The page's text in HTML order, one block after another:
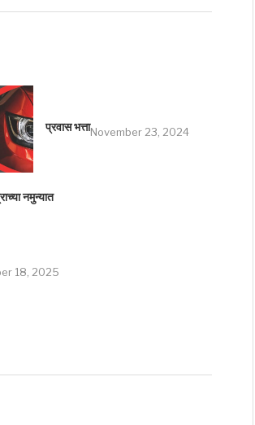
प्रवास भत्ताNovember 23, 2024
नमुन्यात
18, 2025